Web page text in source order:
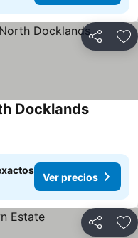
Compartir
precios
DocklandsVer
Ver precios
Compartir